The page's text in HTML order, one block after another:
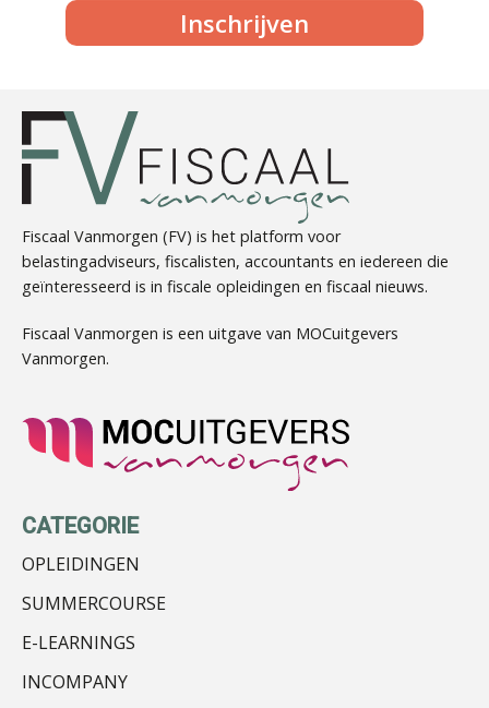
Inschrijven
Fiscaal Vanmorgen (FV) is het platform voor
belastingadviseurs, fiscalisten, accountants en iedereen die
geïnteresseerd is in fiscale opleidingen en fiscaal nieuws.
Fiscaal Vanmorgen is een uitgave van MOCuitgevers
Vanmorgen.
CATEGORIE
OPLEIDINGEN
SUMMERCOURSE
E-LEARNINGS
INCOMPANY